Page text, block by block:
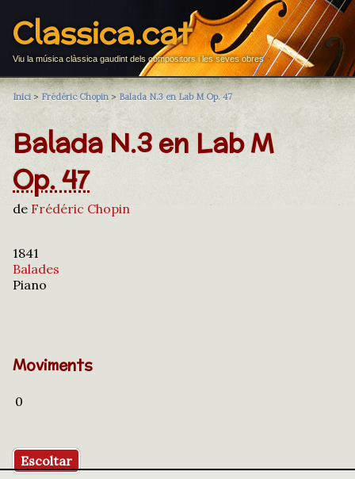
Classica.cat
Viu la música clàssica gaudint dels compositors i les seves obres
Inici > Frédéric Chopin > Balada N.3 en Lab M Op. 47
Balada N.3 en Lab M
Op. 47
de Frédéric Chopin
1841
Balades
Piano
Moviments
0
Escoltar